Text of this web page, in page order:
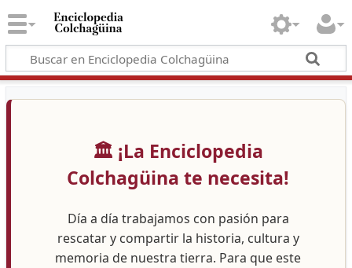
🏛️ ¡La Enciclopedia
Colchagüina te necesita!
Día a día trabajamos con pasión para
rescatar y compartir la historia, cultura y
memoria de nuestra tierra. Para que este